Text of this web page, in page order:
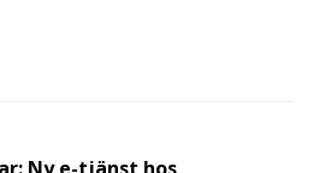
Ny e-tjänst hos